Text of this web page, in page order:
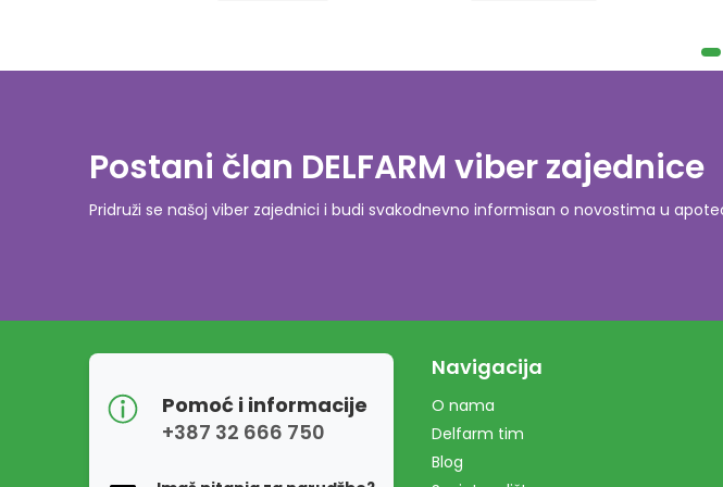
Postani član DELFARM viber zajednice
Pridruži se našoj viber zajednici i budi svakodnevno informisan o novostima u apoteci
Pomoć i informacije
+387 32 666 750
Navigacija
O nama
Delfarm tim
Blog